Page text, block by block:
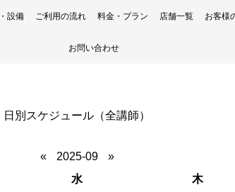
設備 ご利用の流れ 料金・プラン 店舗一覧 お客様
お問い合わせ
日別スケジュール（全講師）
« 2025-09 »
水 木